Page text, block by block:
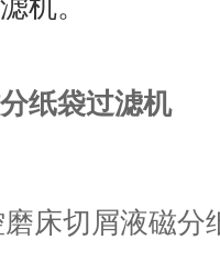
机。
纸袋过滤机